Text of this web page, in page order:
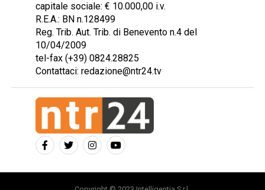
capitale sociale: € 10.000,00 i.v.
R.E.A.: BN n.128499
Reg. Trib. Aut. Trib. di Benevento n.4 del
10/04/2009
tel-fax (+39) 0824.28825
Contattaci: redazione@ntr24.tv